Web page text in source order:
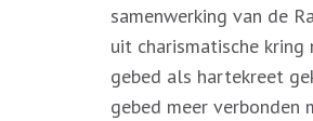
samenwerking van de
uit charismatische
gebed als hartekreet
gebed meer verbonden